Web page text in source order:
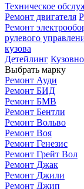
Техническое
Ремонт двигателя
Ремонт
рулевого
кузова
Детейлинг
Выбрать марку
Ремонт Ауди
Ремонт БИД
Ремонт БМВ
Ремонт Бентли
Ремонт Вольво
Ремонт Воя
Ремонт Генезис
Ремонт Грейт Вол
Ремонт Джак
Ремонт Джили
Ремонт Джип